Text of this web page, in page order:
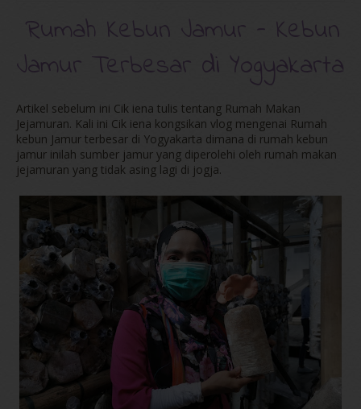
Rumah Kebun Jamur - Kebun
Jamur Terbesar di Yogyakarta
Artikel sebelum ini Cik iena tulis tentang Rumah Makan
Jejamuran. Kali ini Cik iena kongsikan vlog mengenai Rumah
kebun Jamur terbesar di Yogyakarta dimana di rumah kebun
jamur inilah sumber jamur yang diperolehi oleh rumah makan
jejamuran yang tidak asing lagi di jogja.